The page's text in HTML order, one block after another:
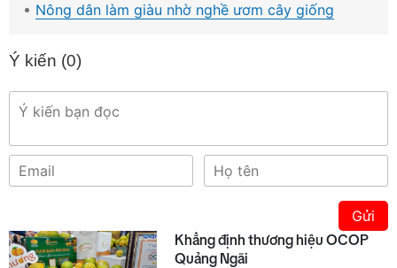
Nông dân làm giàu nhờ nghề ươm cây giống
Ý kiến (0)
Gửi
Khẳng định thương hiệu OCOP
Quảng Ngãi